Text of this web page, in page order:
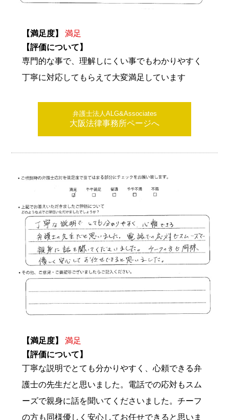
【満足度】
満足
【評価について】
専門的な事で、理解しにくい事でもわかりやすく
丁寧に対応してもらえて大変満足しています
弁護士法人ALG&Associates
大阪法律事務所ページへ
【満足度】
満足
【評価について】
丁寧な説明でとても分かりやすく、心頼できる弁
護士の先生だと思いました。電話での応対もスム
ーズで親身に話を聞いてくださいました。チーフ
の方も同様優しく安心してお任せできると思いま